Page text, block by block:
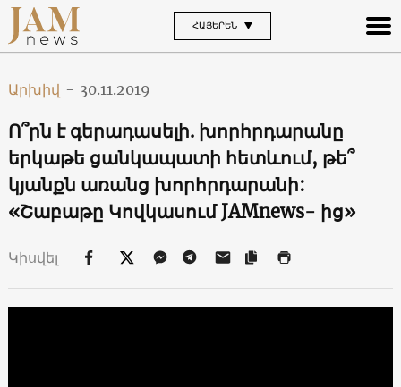
ՀԱՅԵՐԵՆ
Արխիվ - 30.11.2019
Ո՞րն է գերադասելի. խորհրդարանը
երկաթե ցանկապատի հետևում, թե՞
կյանքն առանց խորհրդարանի:
«Շաբաթը Կովկասում JAMnews- ից»
Կիսվել